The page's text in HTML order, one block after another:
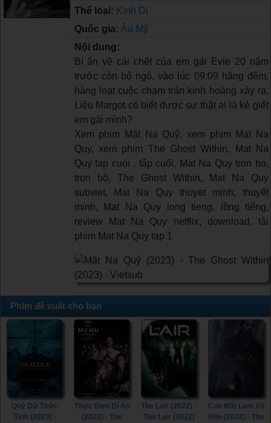
Thể loại: Kinh Dị
Quốc gia: Âu Mỹ
Nội dung:
Bí ẩn về cái chết của em gái Evie 20 năm
trước còn bỏ ngỏ, vào lúc 09:09 hằng đêm,
hàng loạt cuộc chạm trán kinh hoàng xảy ra.
Liệu Margot có biết được sự thật ai là kẻ giết
em gái mình?
Xem phim Mặt Nạ Quỷ, xem phim Mat Na
Quy, xem phim The Ghost Within, Mat Na
Quy tap cuoi , tập cuối, Mat Na Quy tron bo,
trọn bộ, The Ghost Within, Mat Na Quy
subviet, Mat Na Quy thuyet minh, thuyết
minh, Mat Na Quy long tieng, lồng tiếng,
review Mat Na Quy netflix, download, tải
phim Mat Na Quy tap 1
Phim đề xuất cho bạn
Quỷ Dữ Thức
Tỉnh (2023) -
Thực Đơn Bí Ẩn
(2022) - The
The Lair (2022) -
The Lair (2022)
Con Mắt Lam Vô
Hồn (2022) - The